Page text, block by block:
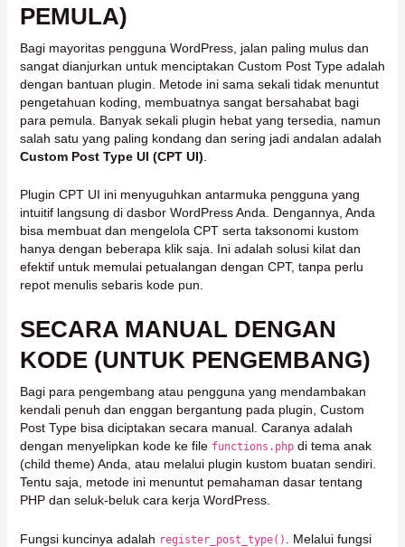
PEMULA)
Bagi mayoritas pengguna WordPress, jalan paling mulus dan
sangat dianjurkan untuk menciptakan Custom Post Type adalah
dengan bantuan plugin. Metode ini sama sekali tidak menuntut
pengetahuan koding, membuatnya sangat bersahabat bagi
para pemula. Banyak sekali plugin hebat yang tersedia, namun
salah satu yang paling kondang dan sering jadi andalan adalah
Custom Post Type UI (CPT UI)
Plugin CPT UI ini menyuguhkan antarmuka pengguna yang
intuitif langsung di dasbor WordPress Anda. Dengannya, Anda
bisa membuat dan mengelola CPT serta taksonomi kustom
hanya dengan beberapa klik saja. Ini adalah solusi kilat dan
efektif untuk memulai petualangan dengan CPT, tanpa perlu
repot menulis sebaris kode pun.
SECARA MANUAL DENGAN
KODE (UNTUK PENGEMBANG)
Bagi para pengembang atau pengguna yang mendambakan
kendali penuh dan enggan bergantung pada plugin, Custom
Post Type bisa diciptakan secara manual. Caranya adalah
dengan menyelipkan kode ke file functions.phpdi tema anak
(child theme) Anda, atau melalui plugin kustom buatan sendiri.
Tentu saja, metode ini menuntut pemahaman dasar tentang
PHP dan seluk-beluk cara kerja WordPress.
Fungsi kuncinya adalah register_post_type()
. Melalui fungsi